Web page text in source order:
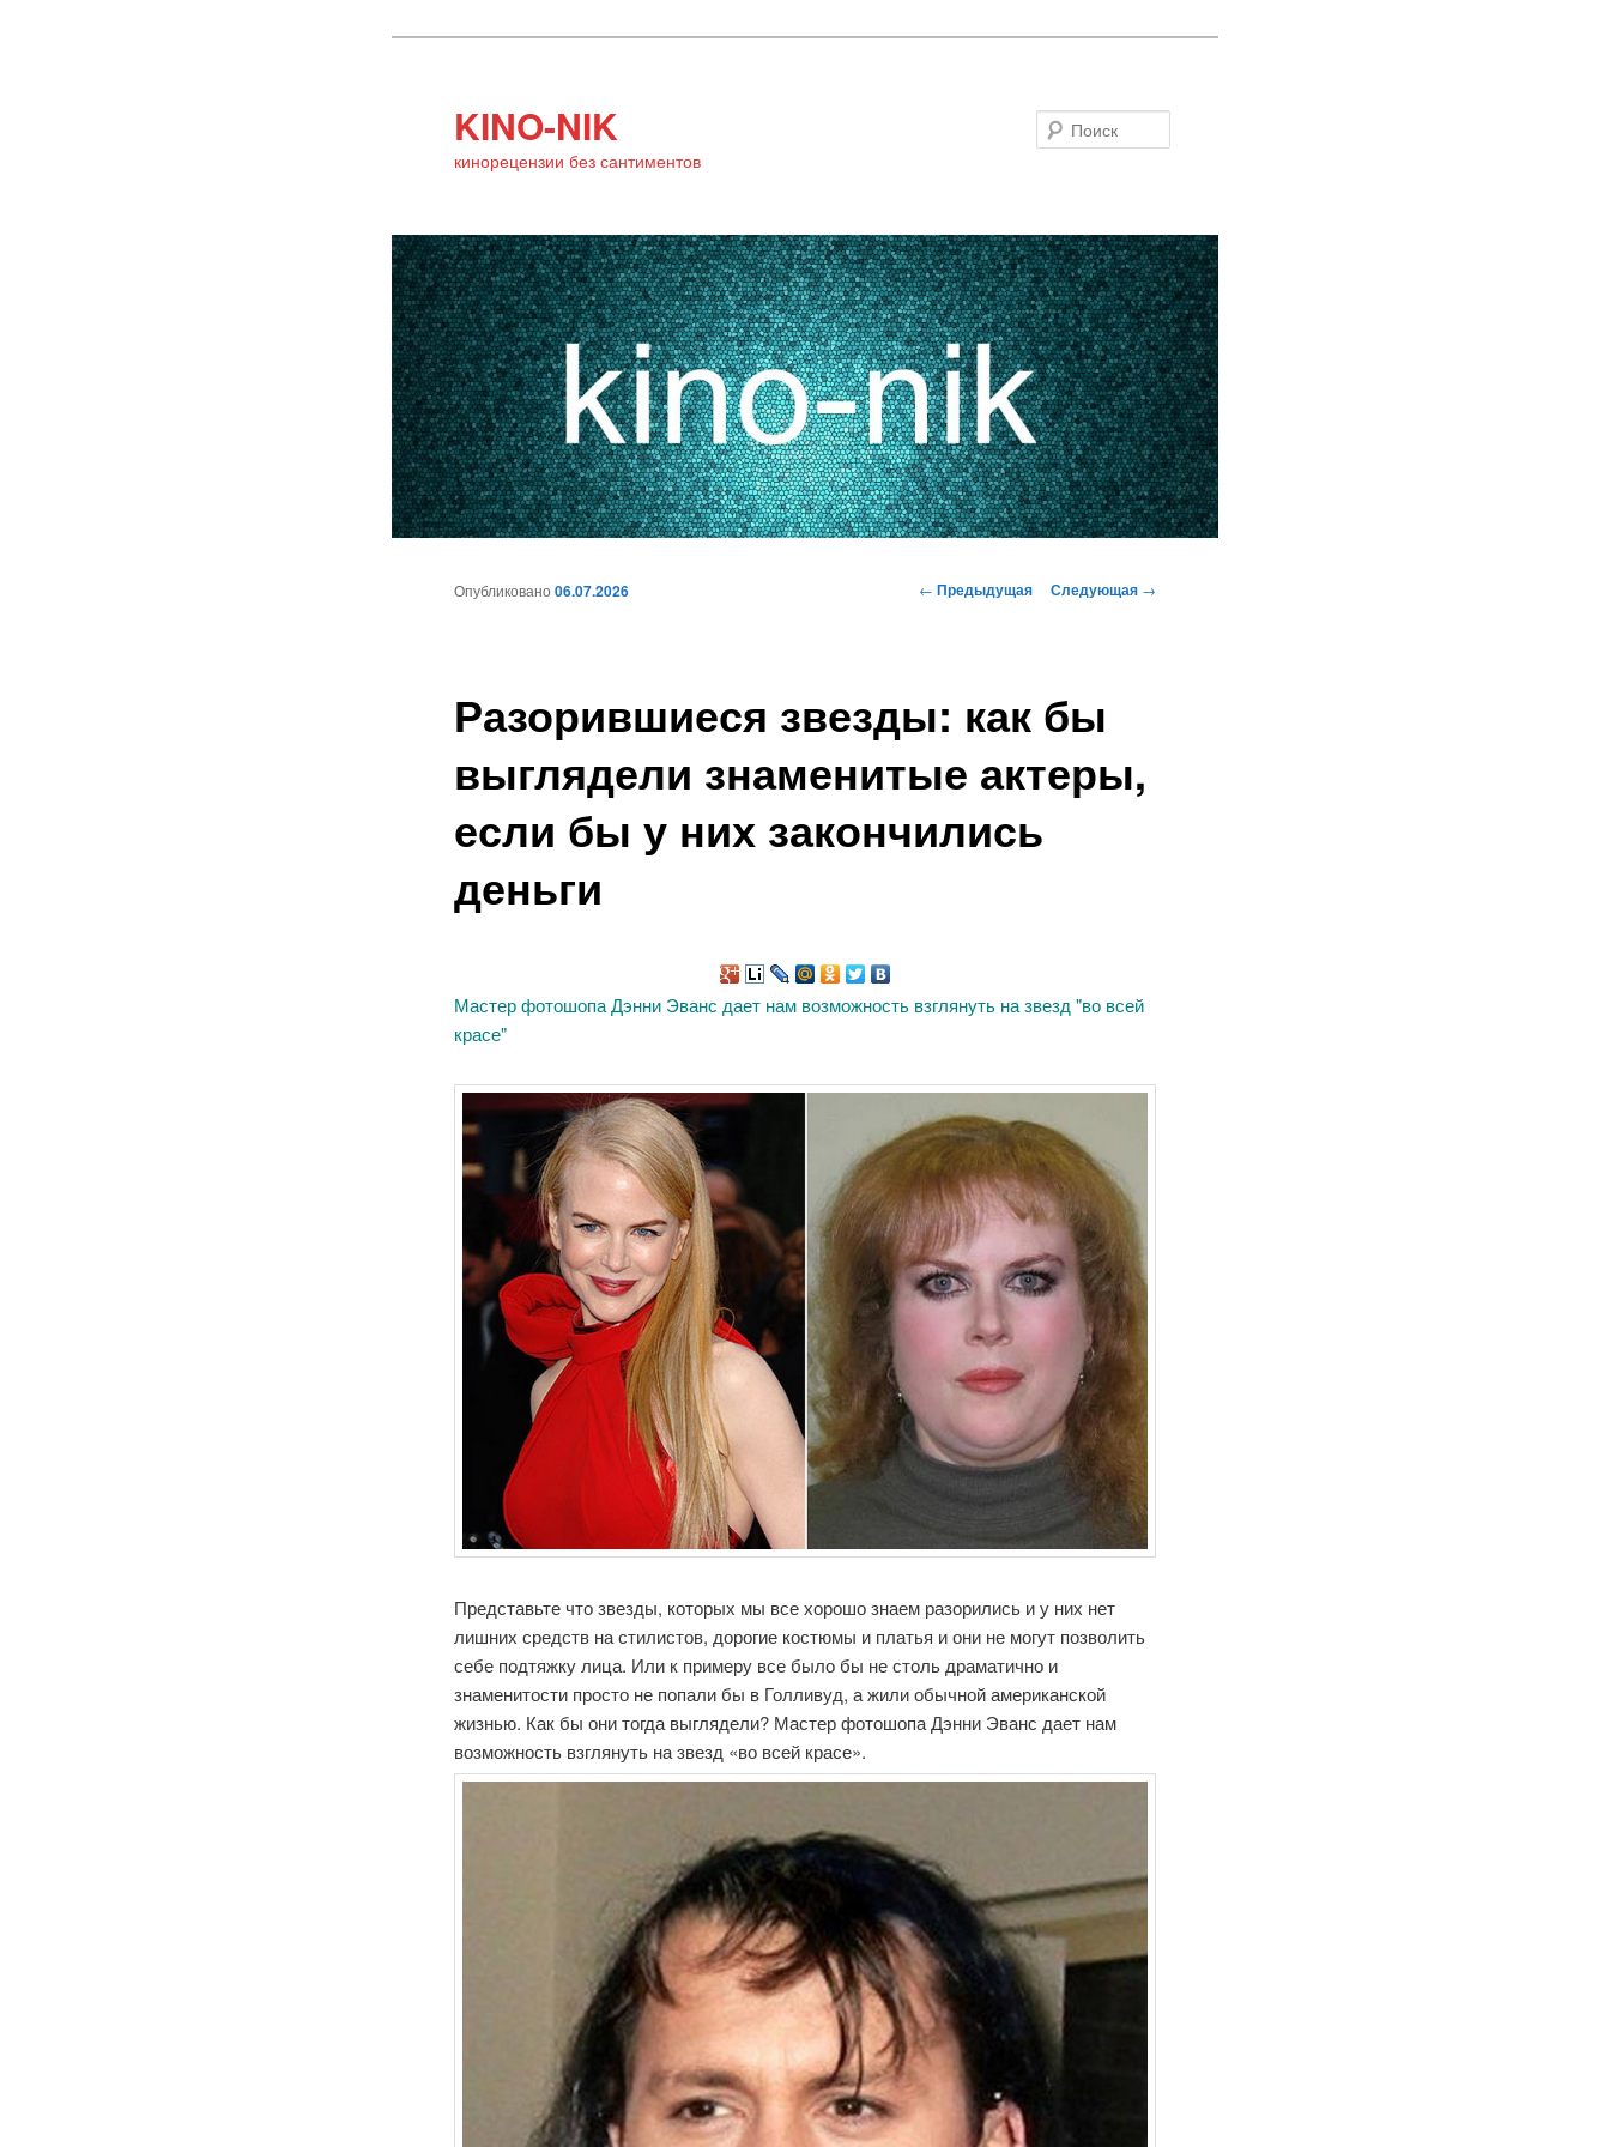
KINO-NIK
кинорецензии без сантиментов
содержимому
Навигация
← Предыдущая Следующая →
Разорившиеся звезды: как бы
выглядели знаменитые актеры,
если бы у них закончились
деньги
Опубликовано06.07.2026
Мастер фотошопа Дэнни Эванс дает нам возможность взглянуть на звезд "во всей
красе"
Представьте что звезды, которых мы все хорошо знаем разорились и у них нет
лишних средств на стилистов, дорогие костюмы и платья и они не могут позволить
себе подтяжку лица. Или к примеру все было бы не столь драматично и
знаменитости просто не попали бы в Голливуд, а жили обычной американской
жизнью. Как бы они тогда выглядели? Мастер фотошопа Дэнни Эванс дает нам
возможность взглянуть на звезд «во всей красе».